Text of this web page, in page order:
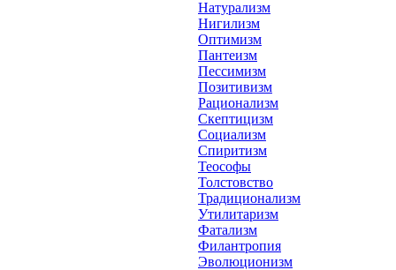
Натурализм
Нигилизм
Оптимизм
Пантеизм
Пессимизм
Позитивизм
Рационализм
Скептицизм
Социализм
Спиритизм
Теософы
Толстовство
Традиционализм
Утилитаризм
Фатализм
Филантропия
Эволюционизм